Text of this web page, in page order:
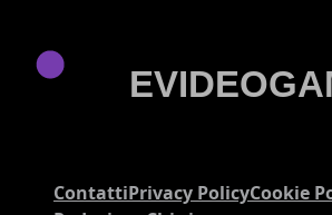
ContattiPrivacy PolicyCookie